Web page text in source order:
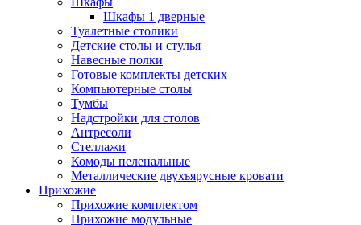
Шкафы 1 дверные
Туалетные столики
Детские столы и стулья
Навесные полки
Готовые комплекты детских
Компьютерные столы
Тумбы
Надстройки для столов
Антресоли
Стеллажи
Комоды пеленальные
Металлические двухъярусные кровати
Прихожие
Прихожие комплектом
Прихожие модульные